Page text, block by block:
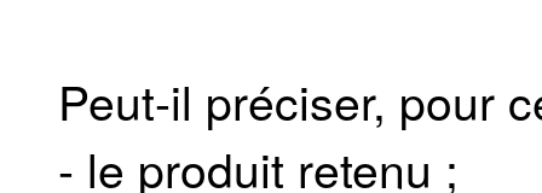
Peut-il préciser, pour
- le produit retenu ;